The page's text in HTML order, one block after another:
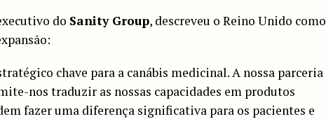
do Sanity Group, descreveu o Reino Unido como
chave para a canábis medicinal. A nossa parceria
nos traduzir as nossas capacidades em produtos
fazer uma diferença significativa para os pacientes e